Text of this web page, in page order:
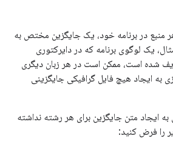
منبع در برنامه خود، یک جایگزین مختص به
یک لوگوی برنامه که در دایرکتوری
شده است، ممکن است در هر زبان دیگری
به ایجاد هیچ فایل گرافیکی جایگزینی
ایجاد متن جایگزین برای هر رشته نداشته
را فرض کنید: